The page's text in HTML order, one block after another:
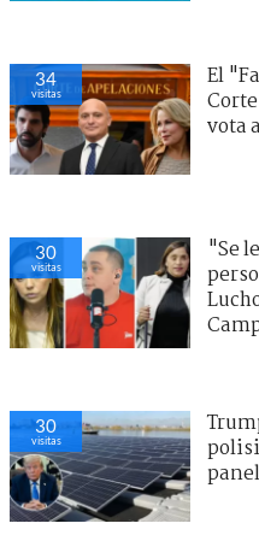
34
visitas
El
vota
30
visitas
"Se
30
visitas